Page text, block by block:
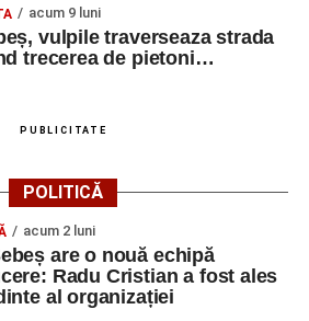
bandoneon
vioară
– contrabas
oficial de înscrieri și informații
acum 9 luni
vulpile traverseaza strada
trecerea de pietoni…
PUBLICITATE
POLITICĂ
acum 2 luni
are o nouă echipă
Radu Cristian a fost ales
al organizației